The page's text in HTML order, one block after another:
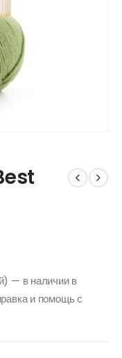
— в наличии в
и помощь с